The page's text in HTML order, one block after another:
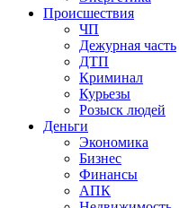
Происшествия
ЧП
Дежурная часть
ДТП
Криминал
Курьезы
Розыск людей
Деньги
Экономика
Бизнес
Финансы
АПК